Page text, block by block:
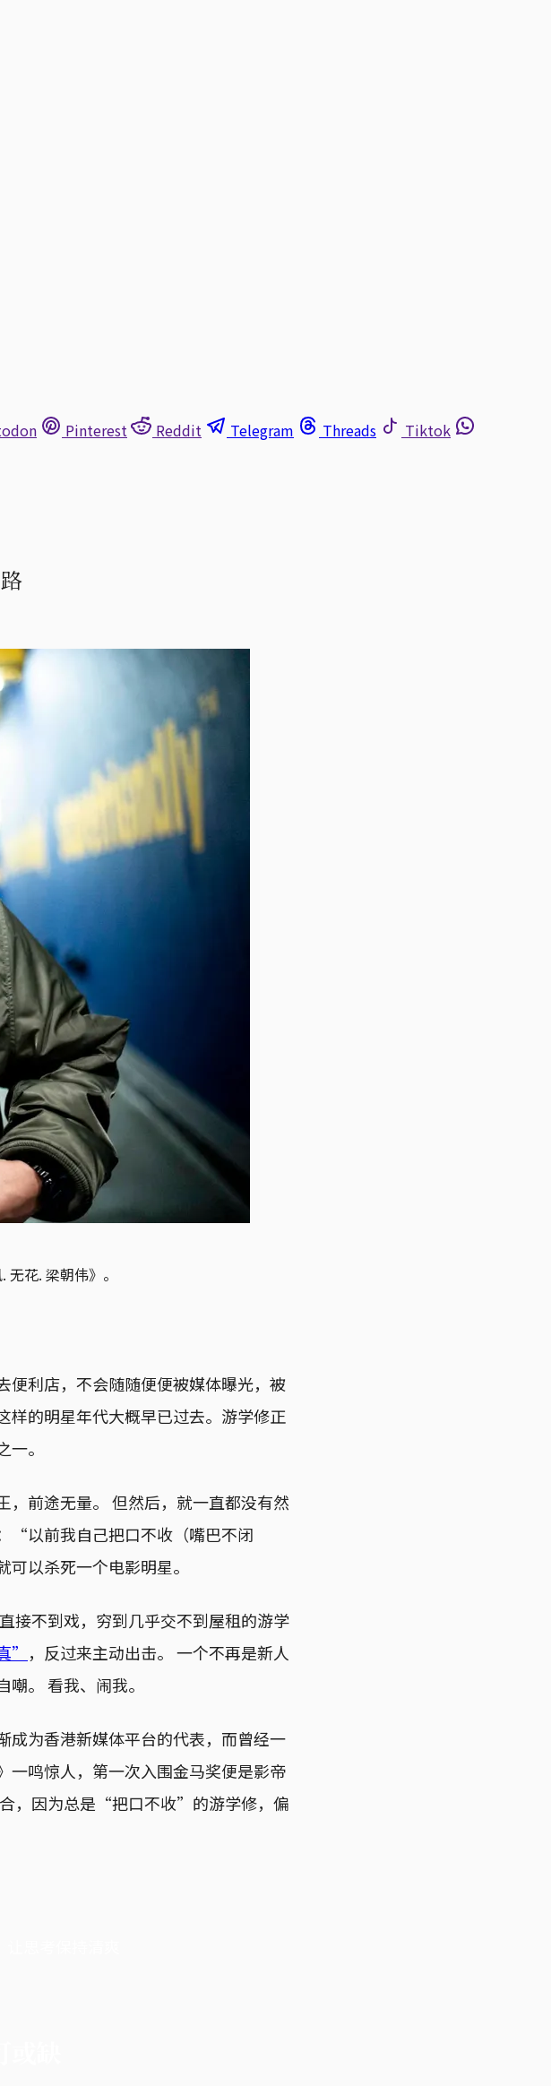
Pinterest Reddit Telegram Threads
Tiktok
花. 梁朝伟》。
便利店，不会随随便便被媒体曝光，被
的明星年代大概早已过去。游学修正
。
，前途无量。 但然后，就一直都没有然
“以前我自己把口不收（嘴巴不闭
以杀死一个电影明星。
接不到戏，穷到几乎交不到屋租的游学
” ，反过来主动出击。 一个不再是新人
。 看我、闹我。
为香港新媒体平台的代表，而曾经一
鸣惊人，第一次入围金马奖便是影帝
，因为总是“把口不收”的游学修，偏